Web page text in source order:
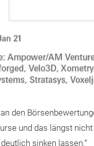
den
und das längst
sinken lassen.“